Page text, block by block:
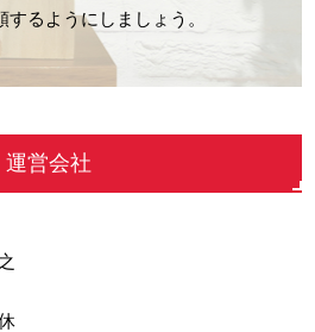
るようにしましょう。
運営会社